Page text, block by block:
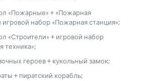
«Пожарные» + «Пожарная
набор «Пожарная станция»;
«Строители» + игровой набор
техника»;
героев + кукольный замок;
+ пиратский корабль;